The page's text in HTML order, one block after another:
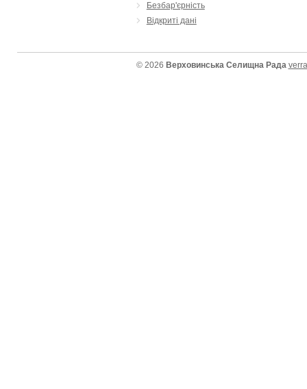
Безбар'єрність
Відкриті дані
© 2026 Верховинська Селищна Рада